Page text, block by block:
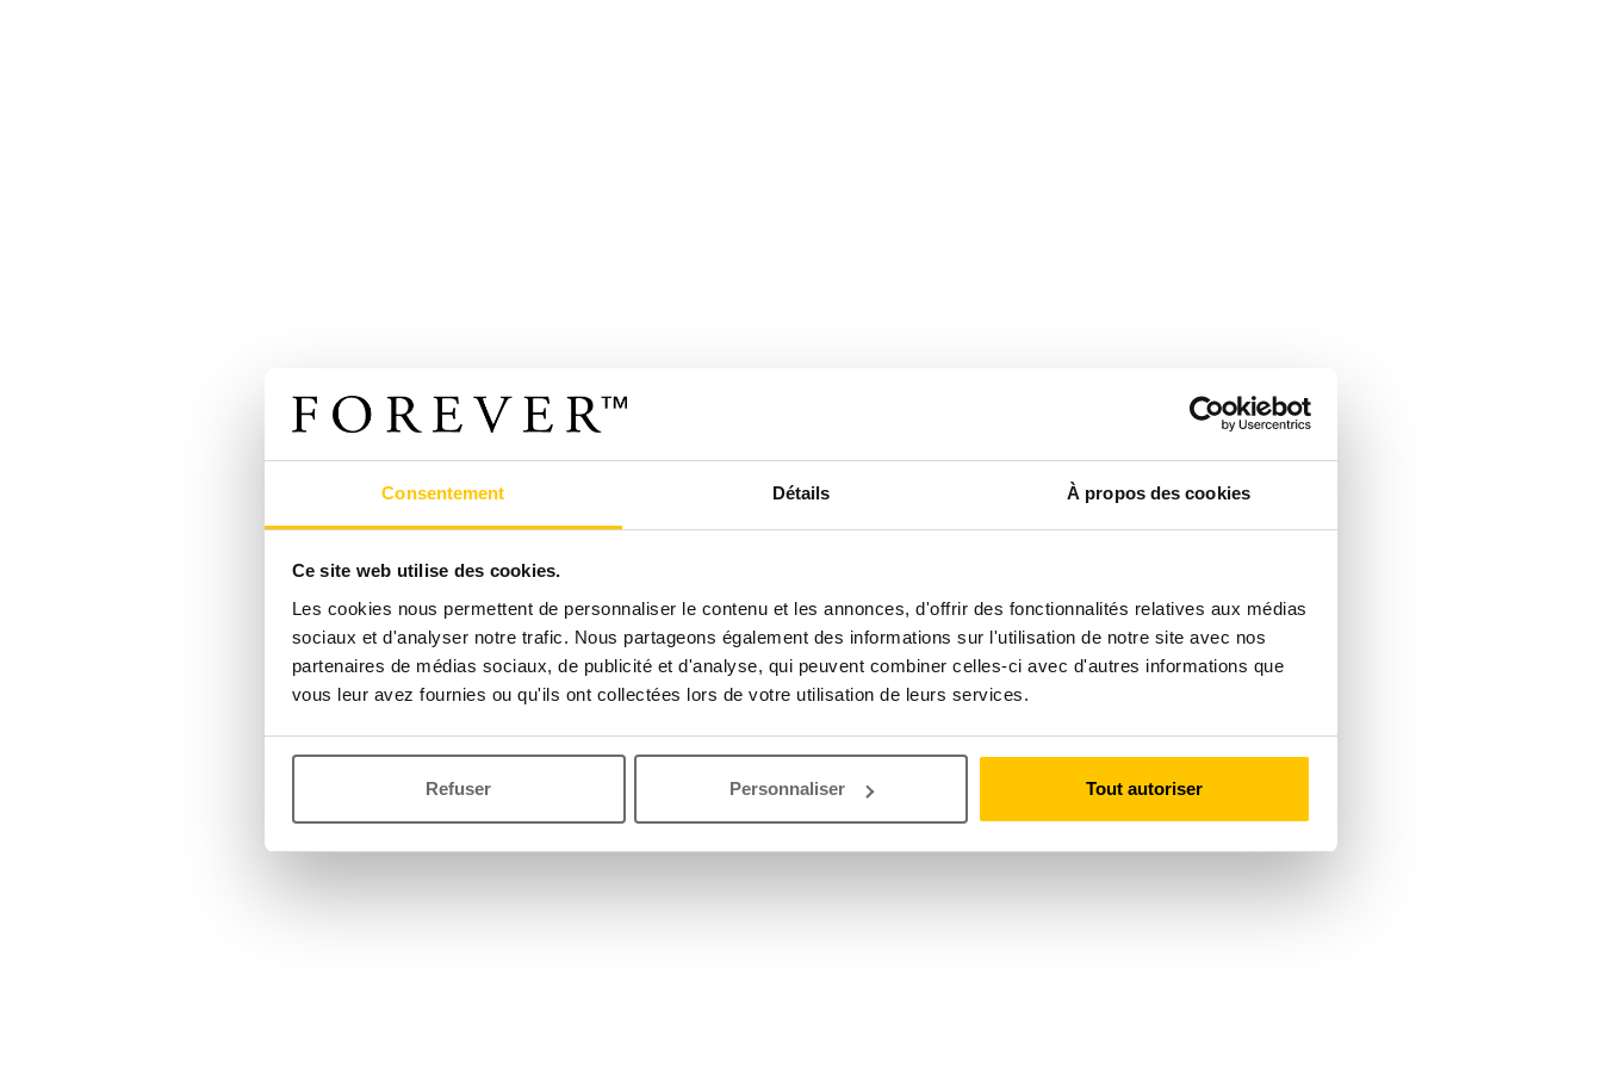
Consentement Détails À propos des cookies
Ce site web utilise des cookies.
Les cookies nous permettent de personnaliser le contenu et les annonces, d'offrir des fonctionnalités relatives aux médias
sociaux et d'analyser notre trafic. Nous partageons également des informations sur l'utilisation de notre site avec nos
partenaires de médias sociaux, de publicité et d'analyse, qui peuvent combiner celles-ci avec d'autres informations que
vous leur avez fournies ou qu'ils ont collectées lors de votre utilisation de leurs services.
Refuser Personnaliser Tout autoriser